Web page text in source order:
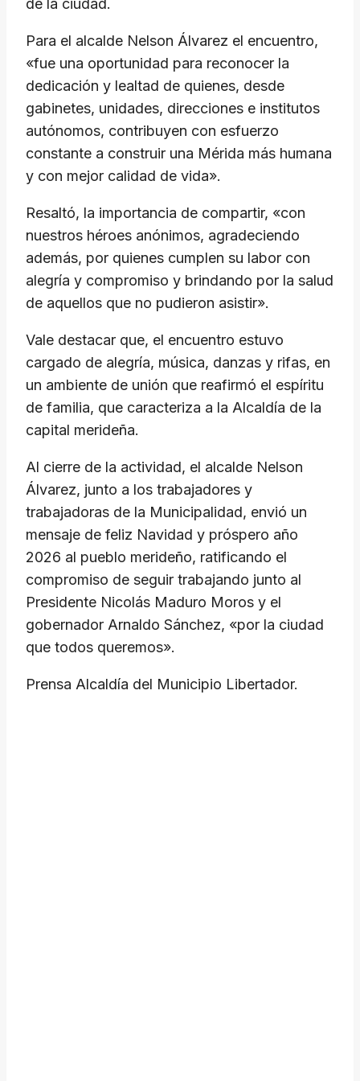
de la ciudad.
Para el alcalde Nelson Álvarez el encuentro,
«fue una oportunidad para reconocer la
dedicación y lealtad de quienes, desde
gabinetes, unidades, direcciones e institutos
autónomos, contribuyen con esfuerzo
constante a construir una Mérida más humana
y con mejor calidad de vida».
Resaltó, la importancia de compartir, «con
nuestros héroes anónimos, agradeciendo
además, por quienes cumplen su labor con
alegría y compromiso y brindando por la salud
de aquellos que no pudieron asistir».
Vale destacar que, el encuentro estuvo
cargado de alegría, música, danzas y rifas, en
un ambiente de unión que reafirmó el espíritu
de familia, que caracteriza a la Alcaldía de la
capital merideña.
Al cierre de la actividad, el alcalde Nelson
Álvarez, junto a los trabajadores y
trabajadoras de la Municipalidad, envió un
mensaje de feliz Navidad y próspero año
2026 al pueblo merideño, ratificando el
compromiso de seguir trabajando junto al
Presidente Nicolás Maduro Moros y el
gobernador Arnaldo Sánchez, «por la ciudad
que todos queremos».
Prensa Alcaldía del Municipio Libertador.